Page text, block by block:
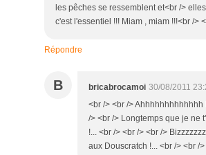
les pêches se ressemblent et<br />
c'est l'essentiel !!! Miam , miam !!!<br />
Répondre
B bricabrocamoi 30/08/2011
<br /> <br />
/> <br /> Longtemps que je ne
!... <br /> <br /> <br />
aux Douscratch !... <br /> <br /